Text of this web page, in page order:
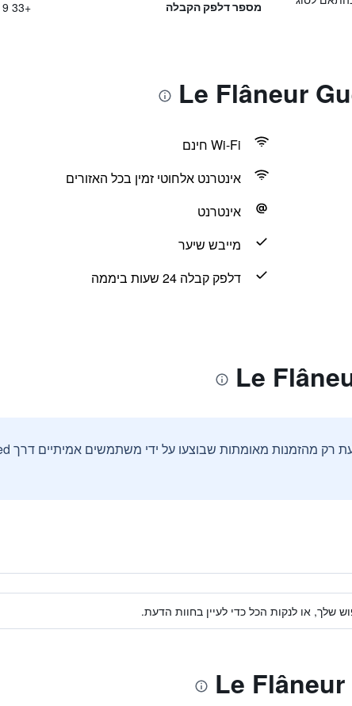
מספר דלפק הקבלה +33 9 81 99 16 97
Wi-Fi חינם
אינטרנט אלחוטי זמין בכל האזורים
אינטרנט
מייבש שיער
דלפק קבלה 24 שעות ביממה
שלך, או לנקות הכל כדי לעיין בחוות הדעת.